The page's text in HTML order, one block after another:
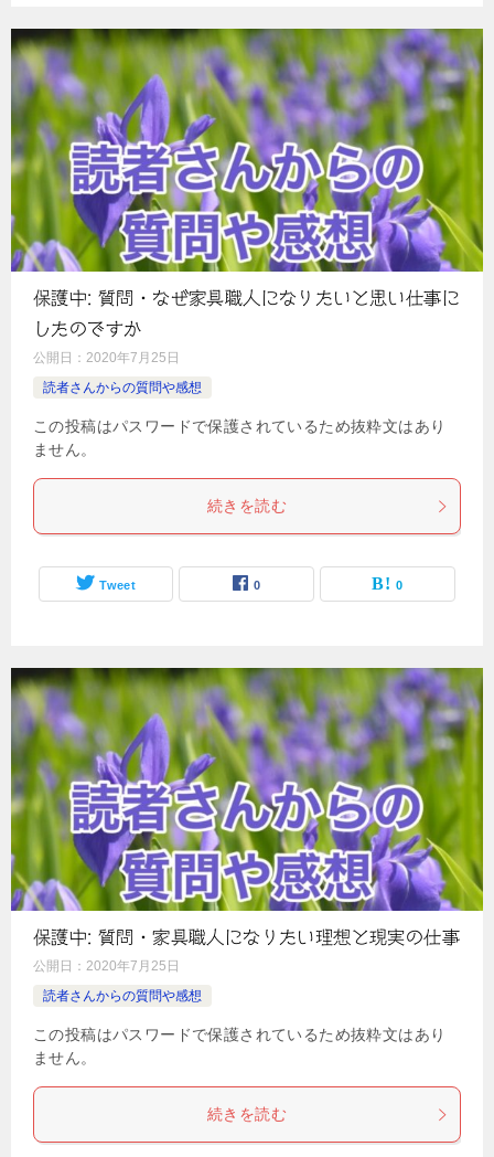
保護中: 質問・なぜ家具職人になりたいと思い仕事に
したのですか
公開日： 2020年7月25日
読者さんからの質問や感想
この投稿はパスワードで保護されているため抜粋文はあり
ません。
続きを読む
Tweet 0 0
保護中: 質問・家具職人になりたい理想と現実の仕事
公開日： 2020年7月25日
読者さんからの質問や感想
この投稿はパスワードで保護されているため抜粋文はあり
ません。
続きを読む